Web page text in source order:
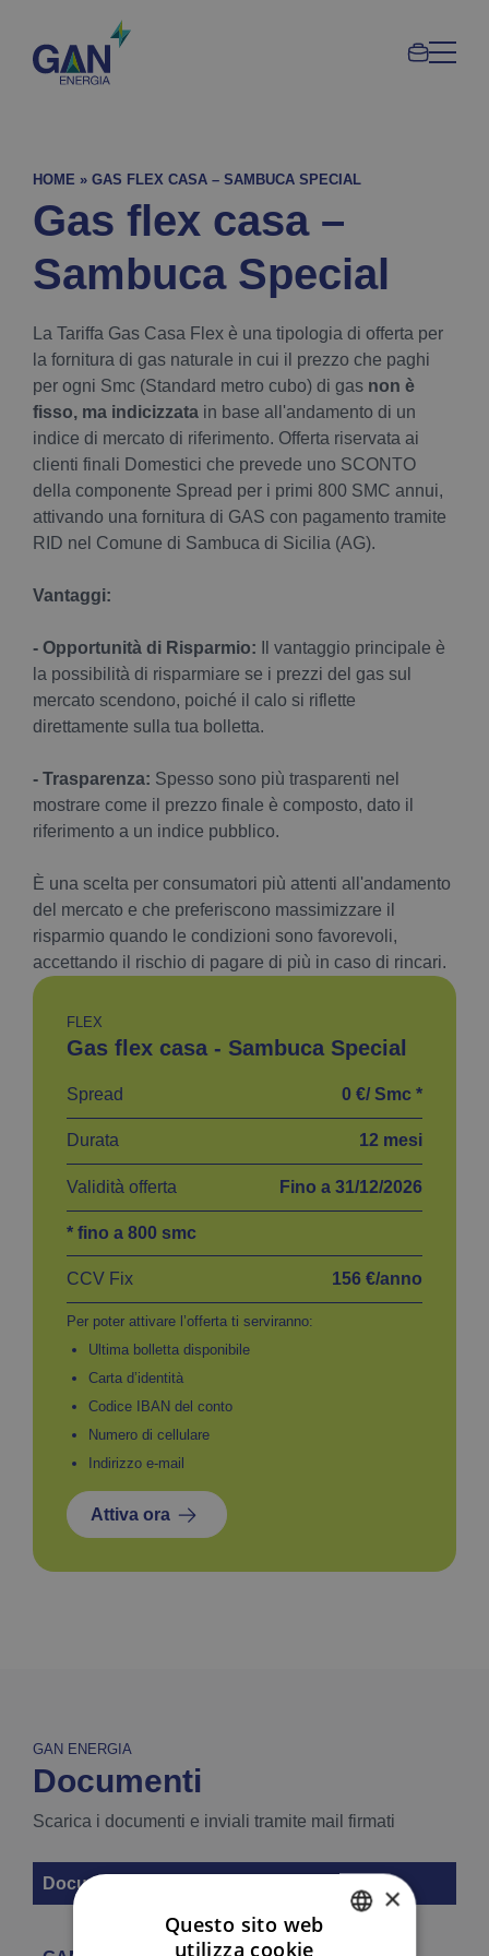
AreaGan
HOME »GAS FLEX CASA – SAMBUCA SPECIAL
Gas flex casa –
Sambuca Special
La Tariffa Gas Casa Flex è una tipologia di offerta per
la fornitura di gas naturale in cui il prezzo che paghi
per ogni Smc (Standard metro cubo) di gas non è
fisso, ma indicizzata in base all'andamento di un
indice di mercato di riferimento. Offerta riservata ai
clienti finali Domestici che prevede uno SCONTO
della componente Spread per i primi 800 SMC annui,
attivando una fornitura di GAS con pagamento tramite
RID nel Comune di Sambuca di Sicilia (AG).
Vantaggi:
- Opportunità di Risparmio: Il vantaggio principale è
la possibilità di risparmiare se i prezzi del gas sul
mercato scendono, poiché il calo si riflette
direttamente sulla tua bolletta.
- Trasparenza: Spesso sono più trasparenti nel
mostrare come il prezzo finale è composto, dato il
riferimento a un indice pubblico.
È una scelta per consumatori più attenti all'andamento
del mercato e che preferiscono massimizzare il
risparmio quando le condizioni sono favorevoli,
accettando il rischio di pagare di più in caso di rincari.
FLEX
Gas flex casa - Sambuca Special
Spread 0 €/ Smc *
Durata 12 mesi
Validità offerta Fino a 31/12/2026
* fino a 800 smc
CCV Fix 156 €/anno
Per poter attivare l’offerta ti serviranno:
Ultima bolletta disponibile
Carta d’identità
Codice IBAN del conto
Numero di cellulare
Indirizzo e-mail
Attiva ora
GAN ENERGIA
Documenti
Scarica i documenti e inviali tramite mail firmati
Documenti ×
Questo sito web
utilizza cookie